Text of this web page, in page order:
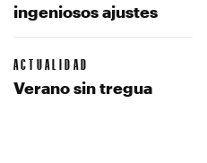
ingeniosos ajustes
ACTUALIDAD
Verano sin tregua